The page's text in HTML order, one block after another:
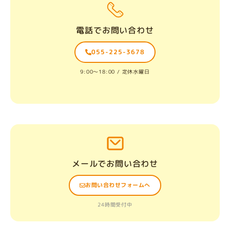
電話でお問い合わせ
055-225-3678
9:00〜18:00 / 定休水曜日
メールでお問い合わせ
お問い合わせフォームへ
24時間受付中